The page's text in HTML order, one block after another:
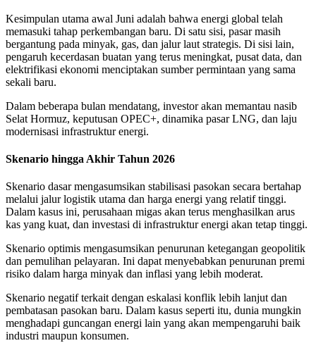
Kesimpulan utama awal Juni adalah bahwa energi global telah
memasuki tahap perkembangan baru. Di satu sisi, pasar masih
bergantung pada minyak, gas, dan jalur laut strategis. Di sisi lain,
pengaruh kecerdasan buatan yang terus meningkat, pusat data, dan
elektrifikasi ekonomi menciptakan sumber permintaan yang sama
sekali baru.
Dalam beberapa bulan mendatang, investor akan memantau nasib
Selat Hormuz, keputusan OPEC+, dinamika pasar LNG, dan laju
modernisasi infrastruktur energi.
Skenario hingga Akhir Tahun 2026
Skenario dasar mengasumsikan stabilisasi pasokan secara bertahap
melalui jalur logistik utama dan harga energi yang relatif tinggi.
Dalam kasus ini, perusahaan migas akan terus menghasilkan arus
kas yang kuat, dan investasi di infrastruktur energi akan tetap tinggi.
Skenario optimis mengasumsikan penurunan ketegangan geopolitik
dan pemulihan pelayaran. Ini dapat menyebabkan penurunan premi
risiko dalam harga minyak dan inflasi yang lebih moderat.
Skenario negatif terkait dengan eskalasi konflik lebih lanjut dan
pembatasan pasokan baru. Dalam kasus seperti itu, dunia mungkin
menghadapi guncangan energi lain yang akan mempengaruhi baik
industri maupun konsumen.